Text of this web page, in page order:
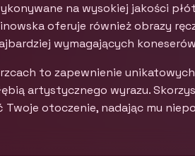
na wysokiej jakości
oferuje również obrazy
wymagających
to zapewnienie
artystycznego wyrazu.
otoczenie, nadając mu